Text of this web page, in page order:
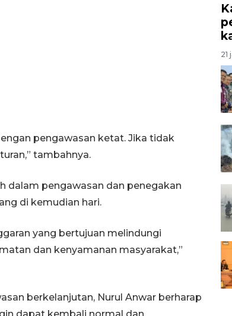
pengawasan ketat. Jika tidak
tambahnya.
dalam pengawasan dan penegakan
di kemudian hari.
yang bertujuan melindungi
dan kenyamanan masyarakat,”
berkelanjutan, Nurul Anwar berharap
dapat kembali normal dan
21